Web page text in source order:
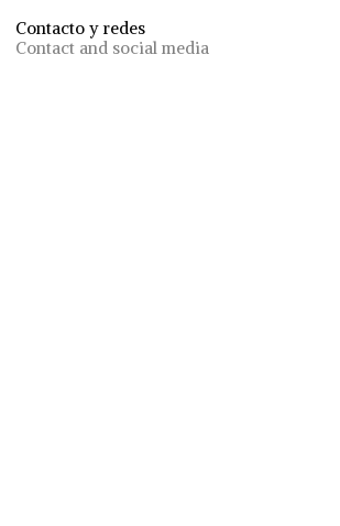
Contacto y redes
Contact and social media